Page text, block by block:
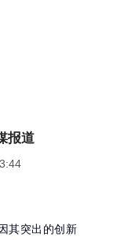
报道
其突出的创新